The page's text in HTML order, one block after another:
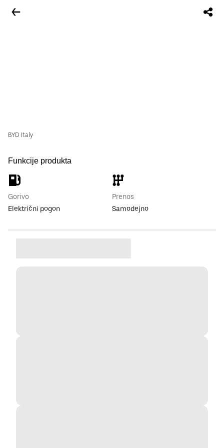
BYD Italy
Funkcije produkta
Gorivo
Električni pogon
Prenos
Samodejno